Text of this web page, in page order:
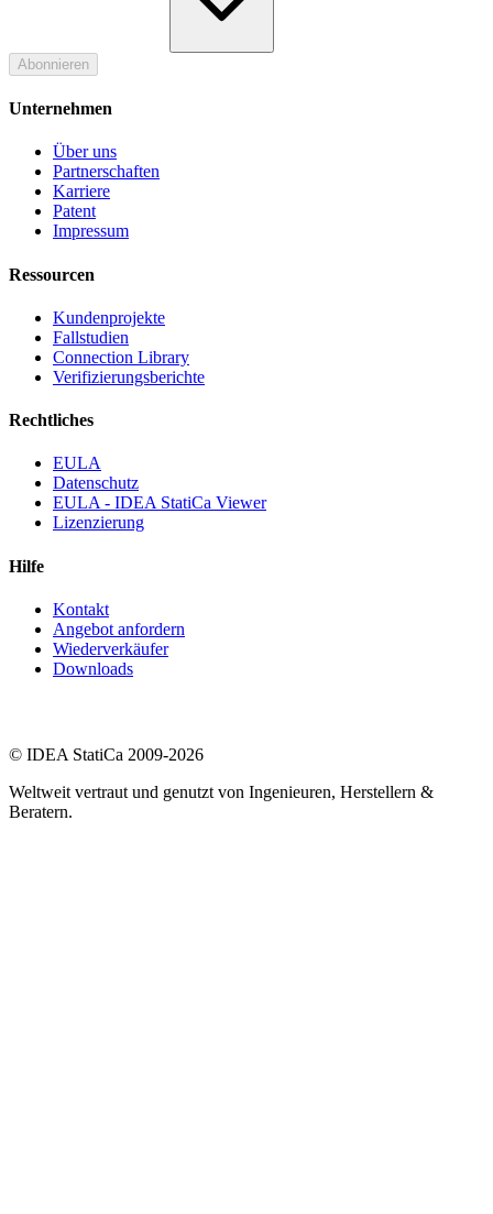
Abonnieren
Unternehmen
Über uns
Partnerschaften
Karriere
Patent
Impressum
Ressourcen
Kundenprojekte
Fallstudien
Connection Library
Verifizierungsberichte
Rechtliches
EULA
Datenschutz
EULA - IDEA StatiCa Viewer
Lizenzierung
Hilfe
Kontakt
Angebot anfordern
Wiederverkäufer
Downloads
© IDEA StatiCa 2009-2026
Weltweit vertraut und genutzt von Ingenieuren, Herstellern &
Beratern.